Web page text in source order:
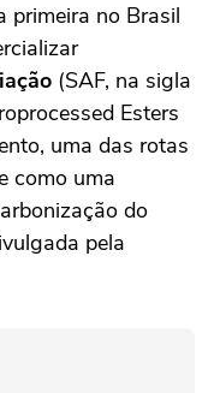
primeira no Brasil
(SAF, na sigla
Esters
uma das rotas
como uma
do
pela